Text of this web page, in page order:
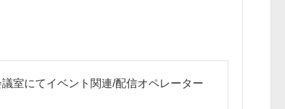
室にてイベント関連/配信オペレーター